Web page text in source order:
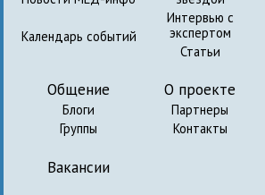
Календарь событий
Интервью с
экспертом
Статьи
Общение
Блоги
Группы
Вакансии
О проекте
Партнеры
Контакты